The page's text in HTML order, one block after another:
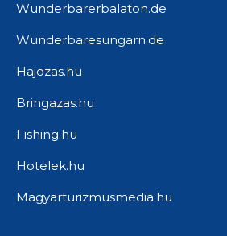
Wunderbarerbalaton.de
Wunderbaresungarn.de
Hajozas.hu
Bringazas.hu
Fishing.hu
Hotelek.hu
Magyarturizmusmedia.hu